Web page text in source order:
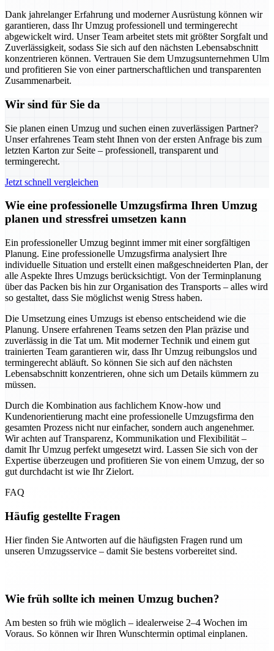
Dank jahrelanger Erfahrung und moderner Ausrüstung können wir
garantieren, dass Ihr Umzug professionell und termingerecht
abgewickelt wird. Unser Team arbeitet stets mit größter Sorgfalt und
Zuverlässigkeit, sodass Sie sich auf den nächsten Lebensabschnitt
konzentrieren können. Vertrauen Sie dem Umzugsunternehmen Ulm
und profitieren Sie von einer partnerschaftlichen und transparenten
Zusammenarbeit.
Wir sind für Sie da
Sie planen einen Umzug und suchen einen zuverlässigen Partner?
Unser erfahrenes Team steht Ihnen von der ersten Anfrage bis zum
letzten Karton zur Seite – professionell, transparent und
termingerecht.
Jetzt schnell vergleichen
Wie eine professionelle Umzugsfirma Ihren Umzug
planen und stressfrei umsetzen kann
Ein professioneller Umzug beginnt immer mit einer sorgfältigen
Planung. Eine professionelle Umzugsfirma analysiert Ihre
individuelle Situation und erstellt einen maßgeschneiderten Plan, der
alle Aspekte Ihres Umzugs berücksichtigt. Von der Terminplanung
über das Packen bis hin zur Organisation des Transports – alles wird
so gestaltet, dass Sie möglichst wenig Stress haben.
Die Umsetzung eines Umzugs ist ebenso entscheidend wie die
Planung. Unsere erfahrenen Teams setzen den Plan präzise und
zuverlässig in die Tat um. Mit moderner Technik und einem gut
trainierten Team garantieren wir, dass Ihr Umzug reibungslos und
termingerecht abläuft. So können Sie sich auf den nächsten
Lebensabschnitt konzentrieren, ohne sich um Details kümmern zu
müssen.
Durch die Kombination aus fachlichem Know-how und
Kundenorientierung macht eine professionelle Umzugsfirma den
gesamten Prozess nicht nur einfacher, sondern auch angenehmer.
Wir achten auf Transparenz, Kommunikation und Flexibilität –
damit Ihr Umzug perfekt umgesetzt wird. Lassen Sie sich von der
Expertise überzeugen und profitieren Sie von einem Umzug, der so
gut durchdacht ist wie Ihr Zielort.
FAQ
Häufig gestellte Fragen
Hier finden Sie Antworten auf die häufigsten Fragen rund um
unseren Umzugsservice – damit Sie bestens vorbereitet sind.
Wie früh sollte ich meinen Umzug buchen?
Am besten so früh wie möglich – idealerweise 2–4 Wochen im
Voraus. So können wir Ihren Wunschtermin optimal einplanen.